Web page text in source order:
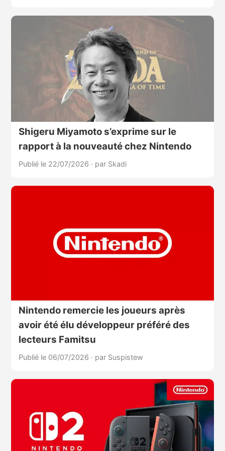
Shigeru Miyamoto s’exprime sur le
rapport à la nouveauté chez Nintendo
Publié le 22/07/2026 · par Skadi
Nintendo remercie les joueurs après
avoir été élu développeur préféré des
lecteurs Famitsu
Publié le 06/07/2026 · par Suspistew